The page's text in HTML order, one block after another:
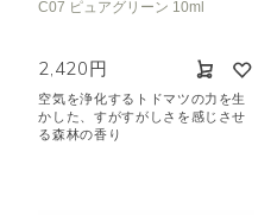
C07 ピュアグリーン 10ml
2,420円
空気を浄化するトドマツの力を生
かした、すがすがしさを感じさせ
る森林の香り